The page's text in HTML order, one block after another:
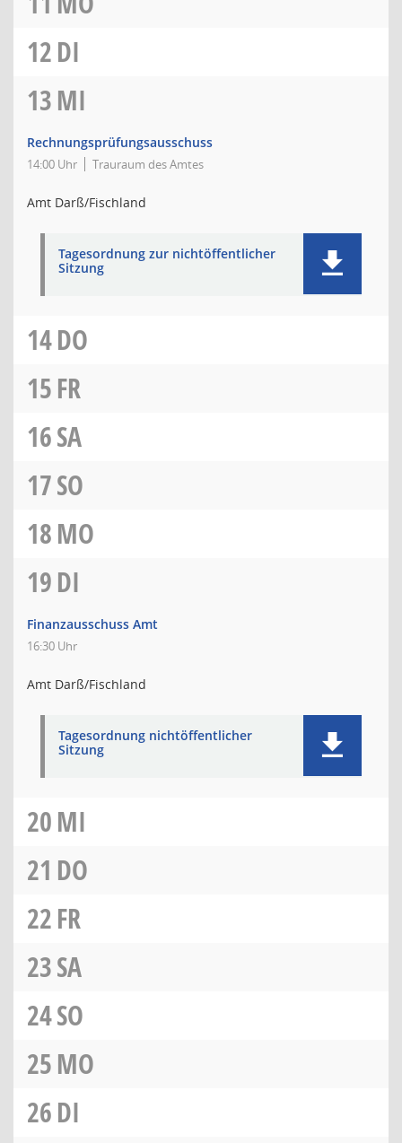
12DI
13MI
Rechnungsprüfungsausschuss
14:00 Uhr Trauraum des Amtes
Amt Darß/Fischland
Tagesordnung zur nichtöffentlicher
Sitzung
14DO
15FR
16SA
17SO
18MO
19DI
Finanzausschuss Amt
16:30 Uhr
Amt Darß/Fischland
Tagesordnung nichtöffentlicher
Sitzung
20MI
21 DO
22FR
23SA
24SO
25MO
26DI